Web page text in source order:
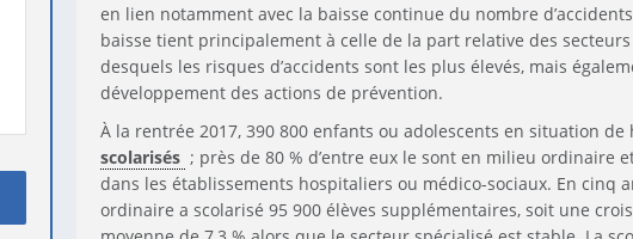
en lien notamment avec la baisse continue du nombre
baisse tient principalement à celle de la part relative des
desquels les risques d’accidents sont les plus élevés, mais
développement des actions de prévention.
À la rentrée 2017, 390 800 enfants ou adolescents en situation de
scolarisés ; près de 80 % d’entre eux le sont en milieu ordinaire
dans les établissements hospitaliers ou médico-sociaux. En cinq
ordinaire a scolarisé 95 900 élèves supplémentaires, soit une